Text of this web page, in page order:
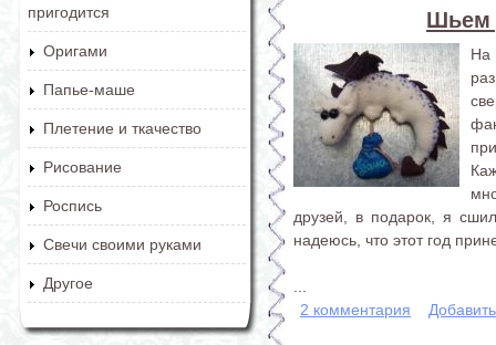
пригодится
Оригами
Папье-маше
Плетение и ткачество
Рисование
Роспись
Свечи своими руками
Другое
Шьем
На
друзей, в подарок, я
надеюсь, что этот год
2 комментария